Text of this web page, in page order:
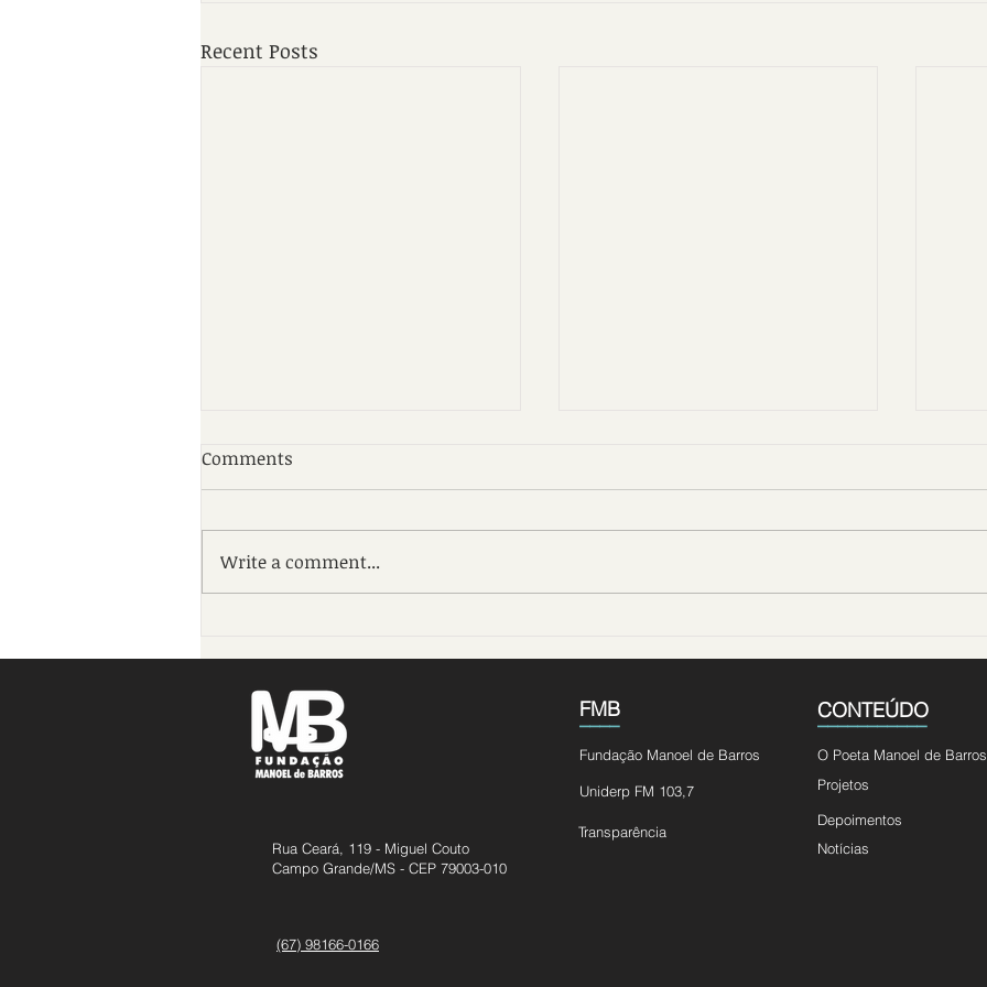
Recent Posts
realiza ´10º Concurso de
Manoel´ em Dourados
lança ´10º Concurso de
Manoel´
Comments
Write a comment...
Rua Ceará, 119 - Miguel Couto
Campo Grande/MS - CEP 79003-010
(67) 98166-0166
FMB
____ CONTEÚDO
___________
Fundação Manoel de Barros O Poeta Manoel de Barros
Projetos
Uniderp FM 103,7
Depoimentos
Transparência
Notícias